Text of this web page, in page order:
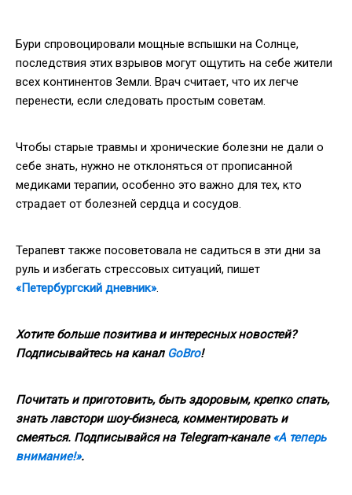
Бури спровоцировали мощные вспышки на Солнце,
последствия этих взрывов могут ощутить на себе жители
всех континентов Земли. Врач считает, что их легче
перенести, если следовать простым советам.
Чтобы старые травмы и хронические болезни не дали о
себе знать, нужно не отклоняться от прописанной
медиками терапии, особенно это важно для тех, кто
страдает от болезней сердца и сосудов.
Терапевт также посоветовала не садиться в эти дни за
руль и избегать стрессовых ситуаций, пишет
«Петербургский дневник».
Хотите больше позитива и интересных новостей?
Подписывайтесь на канал GoBro!
Почитать и приготовить, быть здоровым, крепко спать,
знать лавстори шоу-бизнеса, комментировать и
смеяться. Подписывайся на Telegram-канале«А теперь
внимание!».